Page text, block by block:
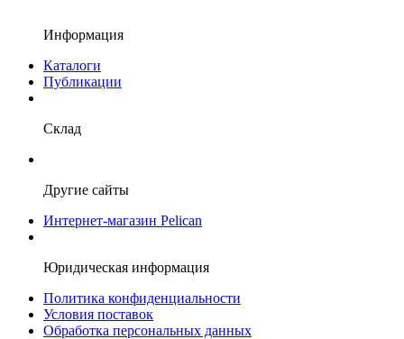
Информация
Каталоги
Публикации
Склад
Другие сайты
Интернет-магазин Pelican
Юридическая информация
Политика конфиденциальности
Условия поставок
Обработка персональных данных